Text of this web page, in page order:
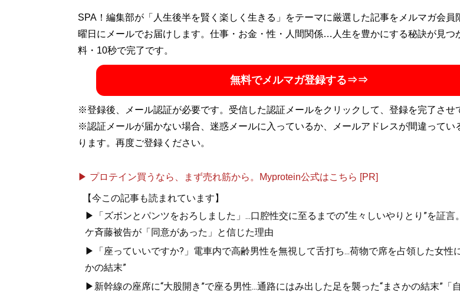
SPA！編集部が「人生後半を賢く楽しく生きる」をテーマに厳選した記事をメルマガ会員
曜日にメールでお届けします。仕事・お金・性・人間関係…人生を豊かにする秘訣が見つ
料・10秒で完了です。
無料でメルマガ登録する⇒⇒
※登録後、メール認証が必要です。受信した認証メールをクリックして、登録を完了させ
※認証メールが届かない場合、迷惑メールに入っているか、メールアドレスが間違ってい
ります。再度ご登録ください。
▶ プロテイン買うなら、まず売れ筋から。Myprotein公式はこちら [PR]
【今この記事も読まれています】
▶「ズボンとパンツをおろしました」...口腔性交に至るまでの“生々しいやりとり”を証言
ケ斉藤被告が「同意があった」と信じた理由
▶「座っていいですか?」電車内で高齢男性を無視して舌打ち...荷物で席を占領した女性
かの結末”
▶新幹線の座席に“大股開き”で座る男性...通路にはみ出した足を襲った“まさかの結末”「